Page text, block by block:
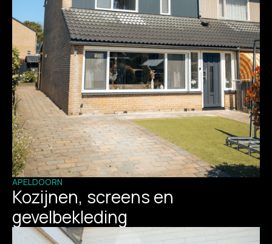
APELDOORN
Kozijnen, screens en
gevelbekleding